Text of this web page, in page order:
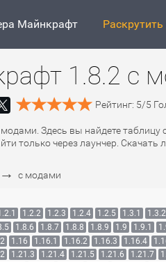
Майнкрафт Раскрутить
1.8.2 с
Рейтинг: 5/5
Здесь вы найдете таблицу
только через лаунчер.
→ с модами
1.2.2 1.2.3 1.2.4 1.2.5 1.3.1 1.3.2
1.8.6 1.8.7 1.8.8 1.8.9 1.9 1.9.1
1.16 1.16.1 1.16.2 1.16.3 1.16.4
1.21.3 1.21.4 1.21.5 1.21.6 1.21.7